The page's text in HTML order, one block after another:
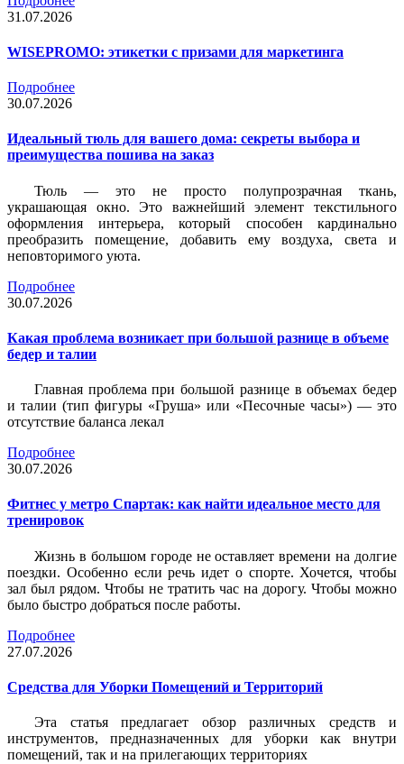
31.07.2026
WISEPROMO: этикетки с призами для маркетинга
Подробнее
30.07.2026
Идеальный тюль для вашего дома: секреты выбора и
преимущества пошива на заказ
Тюль — это не просто полупрозрачная ткань,
украшающая окно. Это важнейший элемент текстильного
оформления интерьера, который способен кардинально
преобразить помещение, добавить ему воздуха, света и
неповторимого уюта.
Подробнее
30.07.2026
Какая проблема возникает при большой разнице в объеме
бедер и талии
Главная проблема при большой разнице в объемах бедер
и талии (тип фигуры «Груша» или «Песочные часы») — это
отсутствие баланса лекал
Подробнее
30.07.2026
Фитнес у метро Спартак: как найти идеальное место для
тренировок
Жизнь в большом городе не оставляет времени на долгие
поездки. Особенно если речь идет о спорте. Хочется, чтобы
зал был рядом. Чтобы не тратить час на дорогу. Чтобы можно
было быстро добраться после работы.
Подробнее
27.07.2026
Средства для Уборки Помещений и Территорий
Эта статья предлагает обзор различных средств и
инструментов, предназначенных для уборки как внутри
помещений, так и на прилегающих территориях